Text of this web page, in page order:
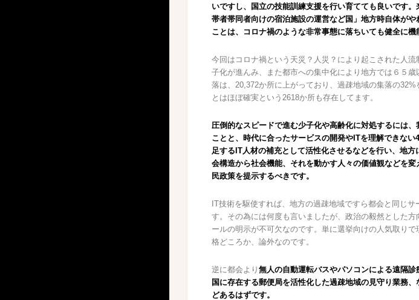
いですし、国立の技能訓練支援を行い育てても良いです
帯者帯同者向けの宿泊施設の運営など国」地方時自体が
ことは、コロナ禍のような非常事態に落ちいても健全に機
今回はコロナ禍という天災？人災？により起こされた人
子化が進んみ、また都市への集中化により地方では６５
落は、20,372か所に上がっており、過疎地域の集落の
とはほぼ確実という2618か所も存在してます。
圧倒的なスピードで進む少子化や高齢化に対処するには
ことと、時代に合ったサービスの開発やITを理解できな
足するIT人材の補充として活性化させるなどを行い、地
会構造から社会機能、それを動かす人々の価値観などを
民政策を提示するべきです。
IT技術を駆使すれば、地方の過疎地域ですら都会と同じ
す。その為には何度も言いましたが、政治の毅然とした
ールの明示が不可欠なのです。単に選挙向けの人気取り
格どころか、論外なのです。
逆に都会より 無人の自動運転バスやパソコンによる遠隔
国に存在する郵便局を活性化した過疎地域の見守り業務
どあるはずです。